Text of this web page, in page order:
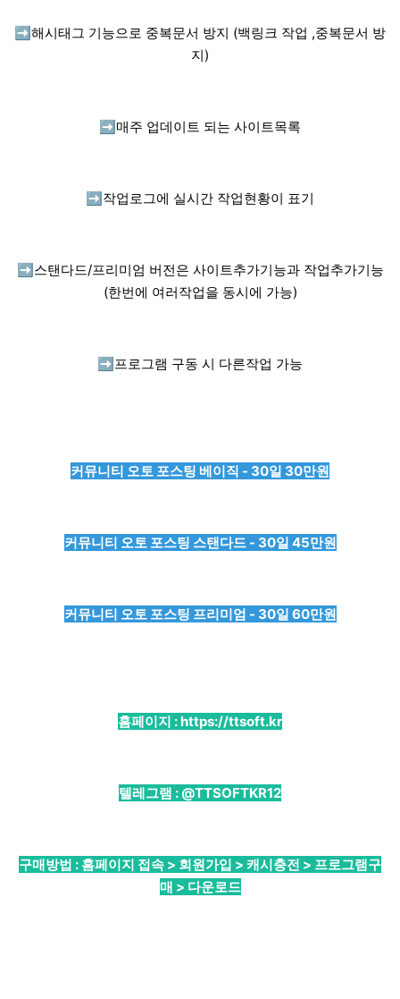
➡️ 해시태그 기능으로 중복문서 방지 (백링크 작업 ,중복문서 방
지)
➡️ 매주 업데이트 되는 사이트목록
➡️ 작업로그에 실시간 작업현황이 표기
➡️ 스탠다드/프리미엄 버전은 사이트추가기능과 작업추가기능
(한번에 여러작업을 동시에 가능)
➡️ 프로그램 구동 시 다른작업 가능
커뮤니티 오토 포스팅 베이직 - 30일 30만원
커뮤니티 오토 포스팅 스탠다드 - 30일 45만원
커뮤니티 오토 포스팅 프리미엄 - 30일 60만원
홈페이지 :https://ttsoft.kr
텔레그램 : @TTSOFTKR12
구매방법 : 홈페이지 접속 > 회원가입 > 캐시충전 > 프로그램구
매 > 다운로드